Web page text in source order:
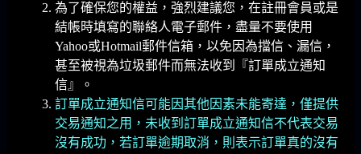
為了確保您的權益，強烈建議您，在註冊會員或是
結帳時填寫的聯絡人電子郵件，盡量不要使用
Yahoo或Hotmail郵件信箱，以免因為擋信、漏信，
甚至被視為垃圾郵件而無法收到『訂單成立通知
信』。
訂單成立通知信可能因其他因素未能寄達，僅提供
交易通知之用，未收到訂單成立通知信不代表交易
沒有成功，若訂單逾期取消，則表示訂單真的沒有